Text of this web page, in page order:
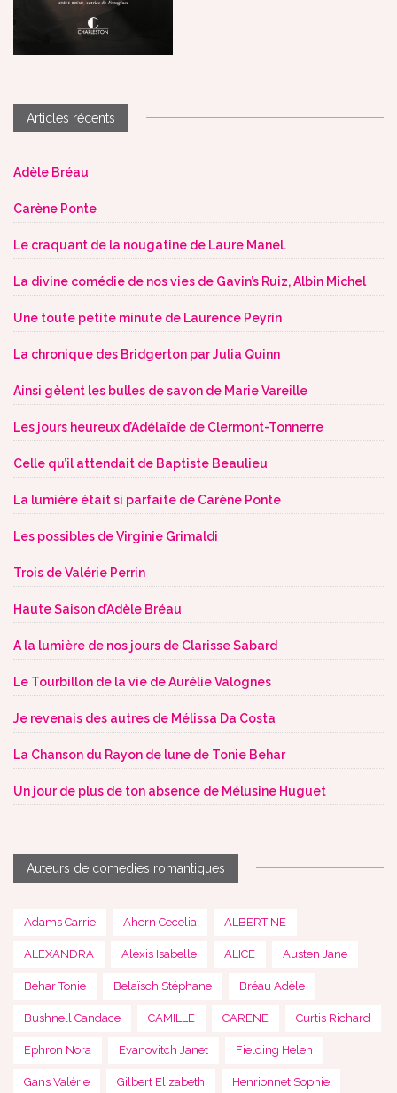
Articles récents
Adèle Bréau
Carène Ponte
Le craquant de la nougatine de Laure Manel.
La divine comédie de nos vies de Gavin’s Ruiz, Albin Michel
Une toute petite minute de Laurence Peyrin
La chronique des Bridgerton par Julia Quinn
Ainsi gèlent les bulles de savon de Marie Vareille
Les jours heureux d’Adélaïde de Clermont-Tonnerre
Celle qu’il attendait de Baptiste Beaulieu
La lumière était si parfaite de Carène Ponte
Les possibles de Virginie Grimaldi
Trois de Valérie Perrin
Haute Saison d’Adèle Bréau
A la lumière de nos jours de Clarisse Sabard
Le Tourbillon de la vie de Aurélie Valognes
Je revenais des autres de Mélissa Da Costa
La Chanson du Rayon de lune de Tonie Behar
Un jour de plus de ton absence de Mélusine Huguet
Auteurs de comedies romantiques
Adams Carrie Ahern Cecelia ALBERTINE
ALEXANDRA Alexis Isabelle ALICE Austen Jane
Behar Tonie Belaïsch Stéphane Bréau Adèle
Bushnell Candace CAMILLE CARENE Curtis Richard
Ephron Nora Evanovitch Janet Fielding Helen
Gans Valérie Gilbert Elizabeth Henrionnet Sophie